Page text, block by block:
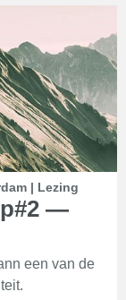
| Lezing
—
een van de